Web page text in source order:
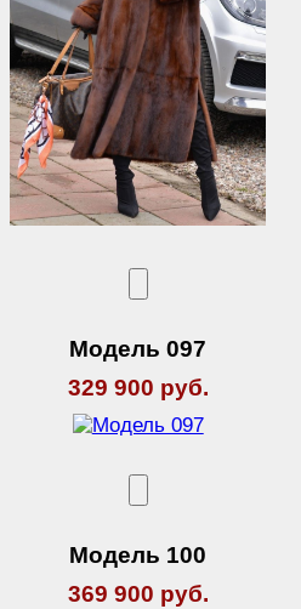
Модель 097
329 900 руб.
Модель 100
369 900 руб.